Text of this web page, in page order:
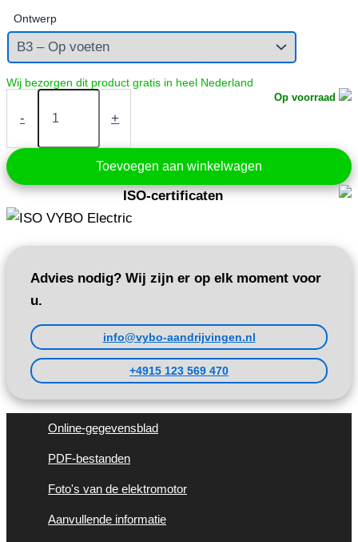
Ontwerp
Op voorraad
-
Elektromotor
kW
400V
2910
tpm
(IE3-
3AL112M-
2)
+
Toevoegen aan winkelwagen
ISO-certificaten
Advies nodig? Wij zijn er op elk moment voor
u.
info@vybo-aandrijvingen.nl
+4915 123 569 470
Online-gegevensblad
PDF-bestanden
Foto's van de elektromotor
Aanvullende informatie